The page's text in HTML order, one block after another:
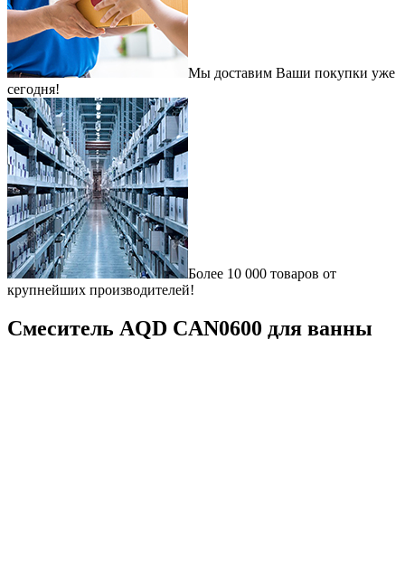
Мы доставим Ваши покупки уже
сегодня!
Более 10 000 товаров от
крупнейших производителей!
Смеситель AQD CAN0600 для ванны